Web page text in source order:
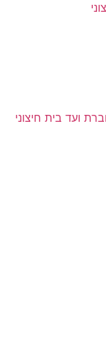
ועד בית חיצוני